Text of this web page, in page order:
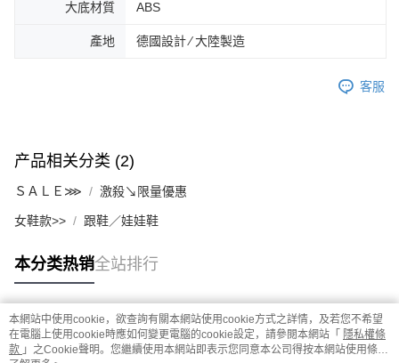
大底材質 ABS
產地 德國設計 ∕ 大陸製造
客服
产品相关分类 (2)
ＳＡＬＥ⋙ 激殺↘限量優惠
女鞋款>> 跟鞋／娃娃鞋
本分类热销全站排行
热门标签
本網站中使用cookie，欲查詢有關本網站使用cookie方式之詳情，及若您不希望
在電腦上使用cookie時應如何變更電腦的cookie設定，請參閱本網站「 隱私權條
款 」之Cookie聲明。您繼續使用本網站即表示您同意本公司得按本網站使用條款